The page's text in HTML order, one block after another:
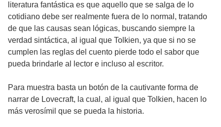
literatura fantástica es que aquello que se salga de lo
cotidiano debe ser realmente fuera de lo normal, tratando
de que las causas sean lógicas, buscando siempre la
verdad sintáctica, al igual que Tolkien, ya que si no se
cumplen las reglas del cuento pierde todo el sabor que
pueda brindarle al lector e incluso al escritor.
Para muestra basta un botón de la cautivante forma de
narrar de Lovecraft, la cual, al igual que Tolkien, hacen lo
más verosímil que se pueda la historia.